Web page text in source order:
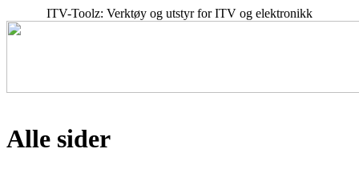
ITV-Toolz: Verktøy og utstyr for ITV og elektronikk
Alle sider